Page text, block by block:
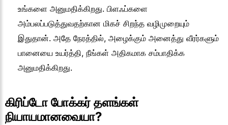
உங்களை அனுமதிக்கிறது. பிளஃப்களை
அம்பலப்படுத்துவதற்கான மிகச் சிறந்த வழிமுறையும்
இதுதான். அதே நேரத்தில், அழைக்கும் அனைத்து வீரர்களும்
பானையை உயர்த்தி, நீங்கள் அதிகமாக சம்பாதிக்க
அனுமதிக்கிறது.
கிரிப்டோ போக்கர் தளங்கள்
நியாயமானவையா?